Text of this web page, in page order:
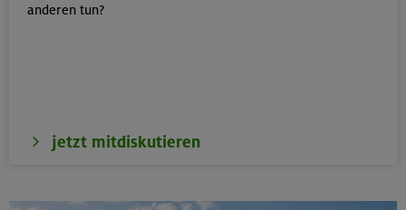
21.08.26
anderen tun?
jetzt mitdiskutieren